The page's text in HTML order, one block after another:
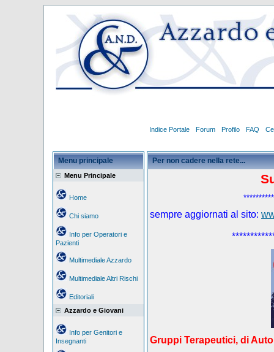
Indice Portale Forum Profilo FAQ
Menu principale
Menu Principale
Home
Chi siamo
Info per Operatori e
Pazienti
Multimediale Azzardo
Multimediale Altri Rischi
Editoriali
Azzardo e Giovani
Info per Genitori e
Insegnanti
Per non cadere nella rete...
sempre aggiornati al sito:
Gruppi Terapeutici, di